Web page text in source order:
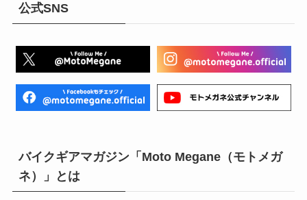
公式SNS
バイクギアマガジン「Moto Megane（モトメガ
ネ）」とは